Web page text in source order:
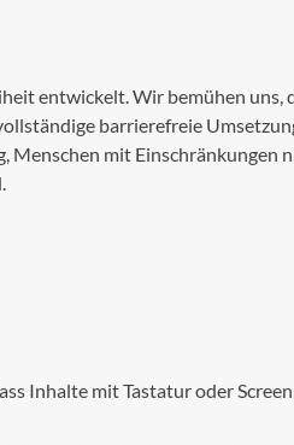
entwickelt. Wir bemühen
barrierefreie
mit
Inhalte mit Tastatur oder